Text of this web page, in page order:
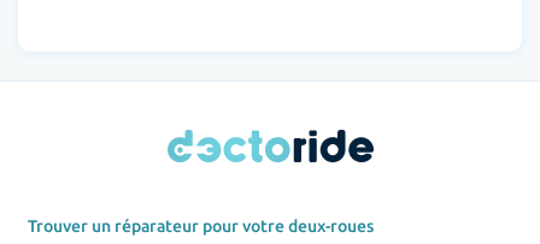
Trouver un réparateur pour votre deux-roues